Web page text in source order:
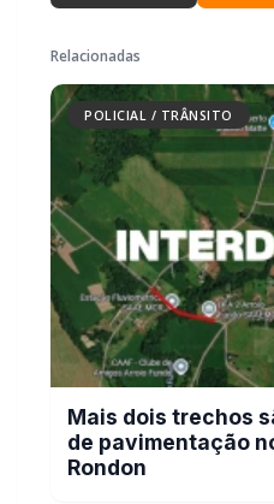
Relacionadas
POLICIAL / TRÂNSITO
Mais dois trechos
de pavimentação
Rondon